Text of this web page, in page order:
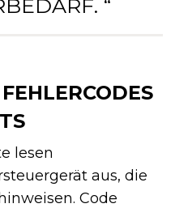
“
lesen
aus, die
Code